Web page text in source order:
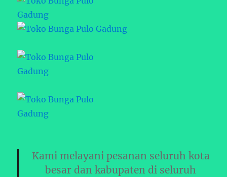
Kami melayani pesanan seluruh kota
besar dan kabupaten di seluruh